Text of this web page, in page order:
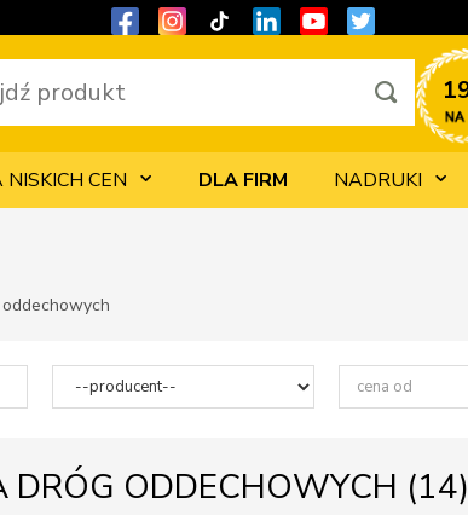
CEN DLA FIRM NADRUKI
DRÓG ODDECHOWYCH (14)